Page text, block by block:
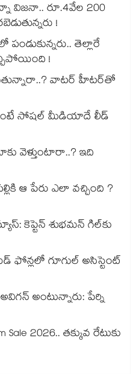
విజనా.. రూ.4వేల 200
!
తెల్లారే
!
వాటర్ హీటర్⁭⁭తో
సోషల్ మీడియాదే లీడ్
వెళ్తుంటారా..? ఇది
ఆ పేరు ఎలా వచ్చింది ?
కెప్టెన్ శుభమన్ గిల్‎కు
ఫోన్లలో గూగుల్ అసిస్టెంట్
అంటున్నారు: పేర్ని
Sale 2026.. తక్కువ రేటుకు